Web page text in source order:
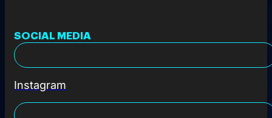
SOCIAL MEDIA
Instagram